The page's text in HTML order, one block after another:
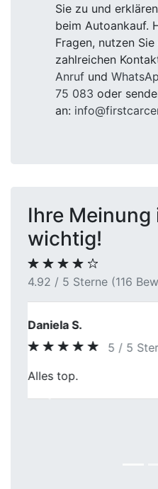
Sie zu und
beim Autoankauf.
Fragen, nutzen
zahlreichen
Anruf und
75 083 oder
an:
Ihre Meinung
wichtig!
4.92 / 5 Sterne (116
Anna W.
5 / 5
Mein
Previous